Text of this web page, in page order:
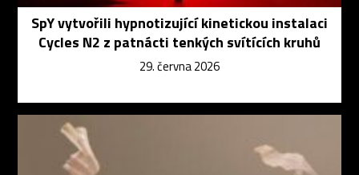
SpY vytvořili hypnotizující kinetickou instalaci
Cycles N2 z patnácti tenkých svítících kruhů
29. června 2026